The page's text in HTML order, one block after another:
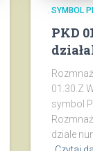
SYMBOL
PKD
01.30.Z
symbol
dziale